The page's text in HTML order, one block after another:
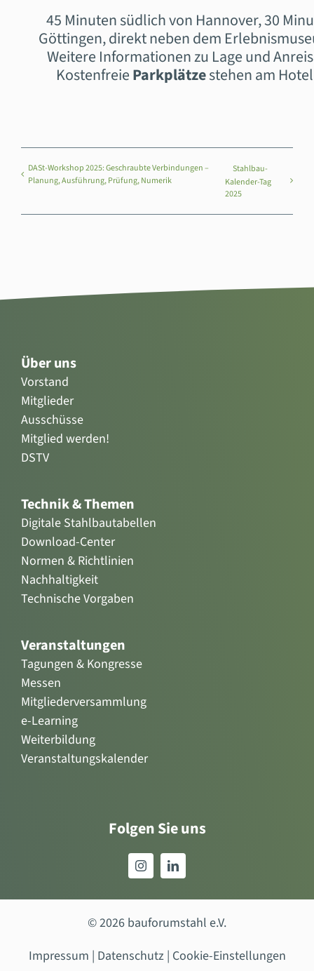
45 Minuten südlich von Hannover, 30
Göttingen, direkt neben dem
Weitere Informationen zu Lage und
KostenfreieParkplätzestehen am
DASt-Workshop 2025: Geschraubte Verbindungen –
Planung, Ausführung, Prüfung, Numerik
Stahlbau-
Kalender-Tag
2025
Über uns
Vorstand
Mitglieder
Ausschüsse
Mitglied werden!
DSTV
Technik & Themen
Digitale Stahlbautabellen
Download-Center
Normen & Richtlinien
Nachhaltigkeit
Technische Vorgaben
Veranstaltungen
Tagungen & Kongresse
Messen
Mitgliederversammlung
e-Learning
Weiterbildung
Veranstaltungskalender
Folgen Sie uns
© 2026 bauforumstahl e.V.
Impressum | Datenschutz| Cookie-Einstellungen